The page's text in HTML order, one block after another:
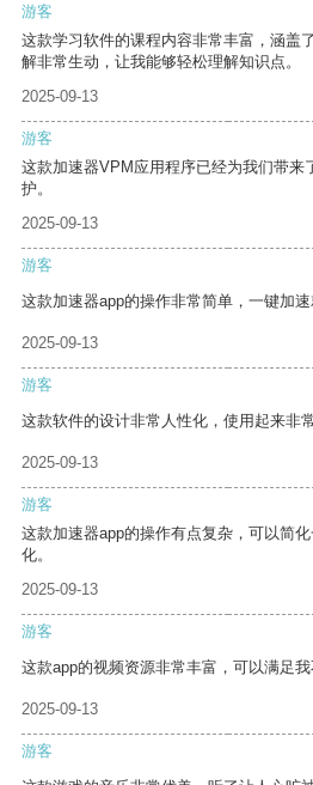
游客
这款学习软件的课程内容非常丰富，涵盖
解非常生动，让我能够轻松理解知识点。
2025-09-13
游客
这款加速器VPM应用程序已经为我们带来
护。
2025-09-13
游客
这款加速器app的操作非常简单，一键加速
2025-09-13
游客
这款软件的设计非常人性化，使用起来非常
2025-09-13
游客
这款加速器app的操作有点复杂，可以简
化。
2025-09-13
游客
这款app的视频资源非常丰富，可以满足我
2025-09-13
游客